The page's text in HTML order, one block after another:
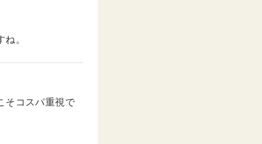
。
そコスパ重視で